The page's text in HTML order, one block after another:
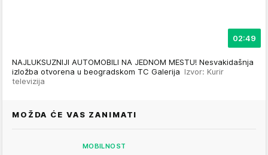
02:49
NAJLUKSUZNIJI AUTOMOBILI NA JEDNOM MESTU! Nesvakidašnja
izložba otvorena u beogradskom TC Galerija Izvor: Kurir
televizija
MOŽDA ĆE VAS ZANIMATI
MOBILNOST